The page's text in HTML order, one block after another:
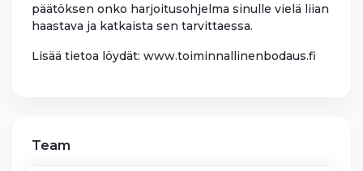
päätöksen onko harjoitusohjelma sinulle vielä liian
haastava ja katkaista sen tarvittaessa.
Lisää tietoa löydät: www.toiminnallinenbodaus.fi
Team